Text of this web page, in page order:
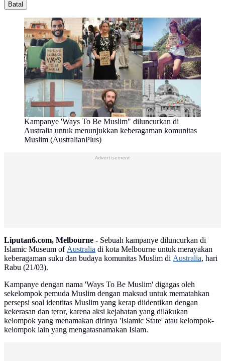
Batal
Kampanye 'Ways To Be Muslim" diluncurkan di
Australia untuk menunjukkan keberagaman komunitas
Muslim (AustralianPlus)
Advertisement
Liputan6.com, Melbourne - Sebuah kampanye diluncurkan di
Islamic Museum ofAustralia di kota Melbourne untuk merayakan
keberagaman suku dan budaya komunitas Muslim di Australia, hari
Rabu (21/03).
Kampanye dengan nama 'Ways To Be Muslim' digagas oleh
sekelompok pemuda Muslim dengan maksud untuk mematahkan
persepsi soal identitas Muslim yang kerap diidentikan dengan
kekerasan dan teror, karena aksi kejahatan yang dilakukan
kelompok yang menamakan dirinya 'Islamic State' atau kelompok-
kelompok lain yang mengatasnamakan Islam.